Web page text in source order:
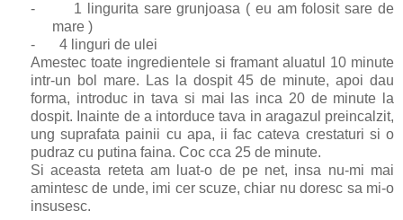
-
1 lingurita sare grunjoasa ( eu am folosit sare de
mare )
-
4 linguri de ulei
Amestec toate ingredientele si framant aluatul 10 minute
intr-un bol mare. Las la dospit 45 de minute, apoi dau
forma, introduc in tava si mai las inca 20 de minute la
dospit. Inainte de a intorduce tava in aragazul preincalzit,
ung suprafata painii cu apa, ii fac cateva crestaturi si o
pudraz cu putina faina. Coc cca 25 de minute.
Si aceasta reteta am luat-o de pe net, insa nu-mi mai
amintesc de unde, imi cer scuze, chiar nu doresc sa mi-o
insusesc.